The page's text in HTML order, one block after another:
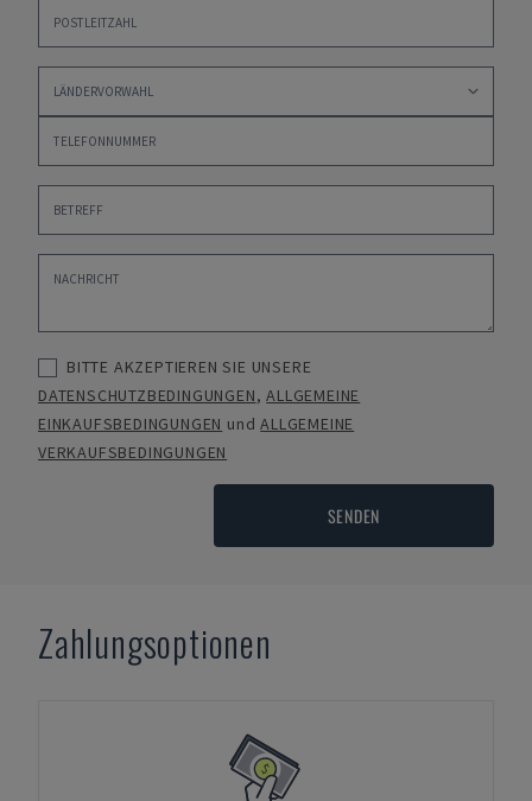
BITTE AKZEPTIEREN SIE UNSERE
DATENSCHUTZBEDINGUNGEN,ALLGEMEINE
EINKAUFSBEDINGUNGEN undALLGEMEINE
VERKAUFSBEDINGUNGEN
SENDEN
Zahlungsoptionen